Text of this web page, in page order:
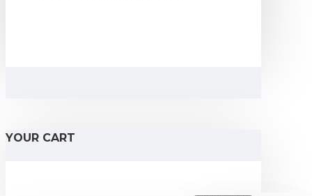
YOUR CART